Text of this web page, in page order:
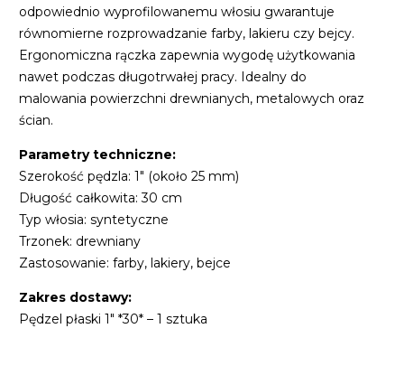
odpowiednio wyprofilowanemu włosiu gwarantuje
równomierne rozprowadzanie farby, lakieru czy bejcy.
Ergonomiczna rączka zapewnia wygodę użytkowania
nawet podczas długotrwałej pracy. Idealny do
malowania powierzchni drewnianych, metalowych oraz
ścian.
Parametry techniczne:
Szerokość pędzla: 1" (około 25 mm)
Długość całkowita: 30 cm
Typ włosia: syntetyczne
Trzonek: drewniany
Zastosowanie: farby, lakiery, bejce
Zakres dostawy:
Pędzel płaski 1" *30* – 1 sztuka